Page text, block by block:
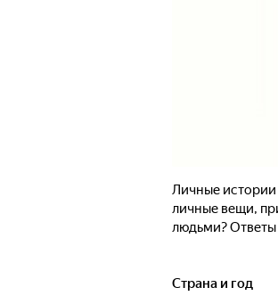
Личные истории
личные вещи,
людьми? Ответы
Страна и год